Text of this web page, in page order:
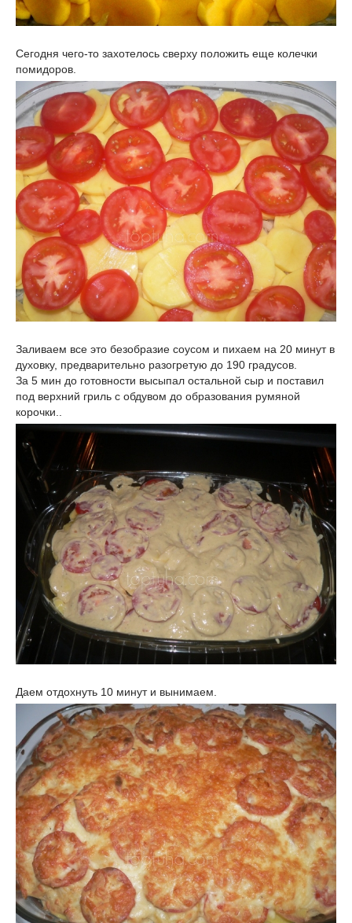
Сегодня чего-то захотелось сверху положить еще колечки
помидоров.
Заливаем все это безобразие соусом и пихаем на 20 минут в
духовку, предварительно разогретую до 190 градусов.
За 5 мин до готовности высыпал остальной сыр и поставил
под верхний гриль с обдувом до образования румяной
корочки..
Даем отдохнуть 10 минут и вынимаем.